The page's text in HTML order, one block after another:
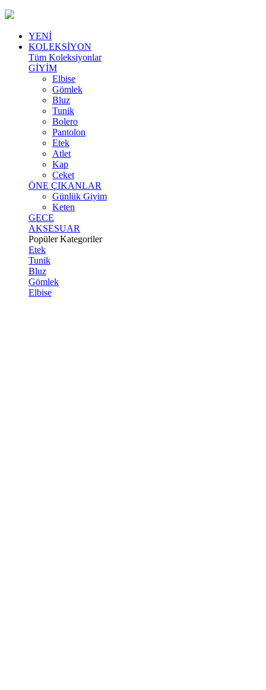
YENİ
KOLEKSİYON
Tüm Koleksiyonlar
GİYİM
Elbise
Gömlek
Bluz
Tunik
Bolero
Pantolon
Etek
Atlet
Kap
Ceket
ÖNE ÇIKANLAR
Günlük Giyim
Keten
GECE
AKSESUAR
Popüler Kategoriler
Etek
Tunik
Bluz
Gömlek
Elbise